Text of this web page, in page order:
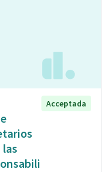
Acceptada